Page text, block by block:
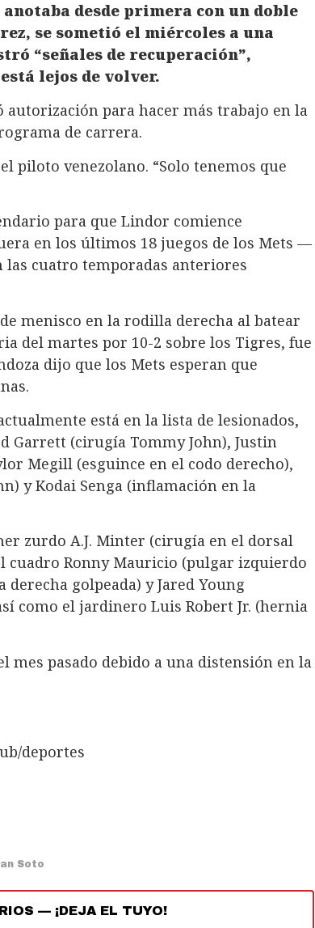
desde primera con un doble
se sometió el miércoles a una
“señales de recuperación”,
lejos de volver.
para hacer más trabajo en la
de carrera.
piloto venezolano. “Solo tenemos que
para que Lindor comience
en los últimos 18 juegos de los Mets —
las cuatro temporadas anteriores
menisco en la rodilla derecha al batear
del martes por 10-2 sobre los Tigres, fue
dijo que los Mets esperan que
está en la lista de lesionados,
Garrett (cirugía Tommy John), Justin
Megill (esguince en el codo derecho),
y Kodai Senga (inflamación en la
zurdo A.J. Minter (cirugía en el dorsal
cuadro Ronny Mauricio (pulgar izquierdo
golpeada) y Jared Young
como el jardinero Luis Robert Jr. (hernia
mes pasado debido a una distensión en la
deportes
Soto
— ¡DEJA EL TUYO!